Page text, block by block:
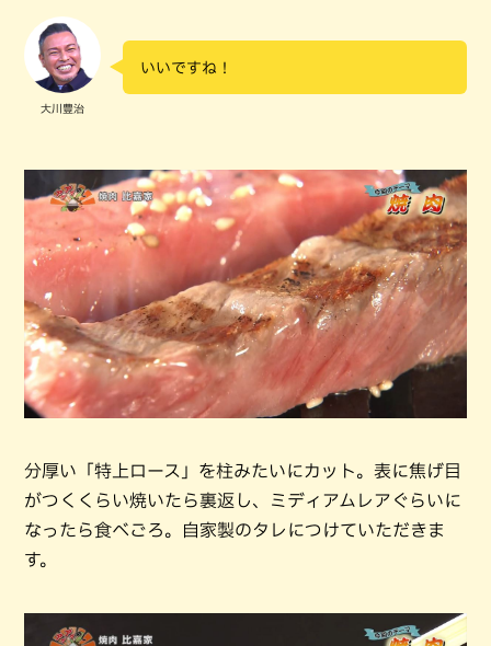
大川豊治
いいですね！
分厚い「特上ロース」を柱みたいにカット。表に焦げ目
がつくくらい焼いたら裏返し、ミディアムレアぐらいに
なったら食べごろ。自家製のタレにつけていただきま
す。